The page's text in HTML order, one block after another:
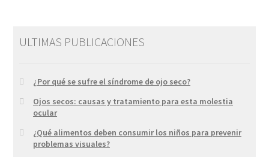
ULTIMAS PUBLICACIONES
¿Por qué se sufre el síndrome de ojo seco?
Ojos secos: causas y tratamiento para esta molestia
ocular
¿Qué alimentos deben consumir los niños para prevenir
problemas visuales?